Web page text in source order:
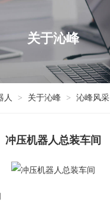
关于沁峰
人 > 关于沁峰 > 沁峰风采
冲压机器人总装车间